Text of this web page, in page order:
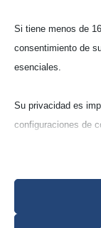
Si tiene menos de
consentimiento de
esenciales.
Su privacidad es
configuraciones de
haciendo clic en el